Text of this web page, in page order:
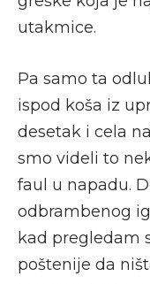
utakmice.
Pa samo ta
ispod koša iz
desetak i cela
smo videli to
faul u napadu.
odbrambenog
kad pregledam
poštenije da